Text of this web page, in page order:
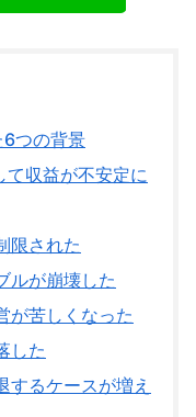
6つの背景
て収益が不安定に
限された
ルが崩壊した
が苦しくなった
した
するケースが増え